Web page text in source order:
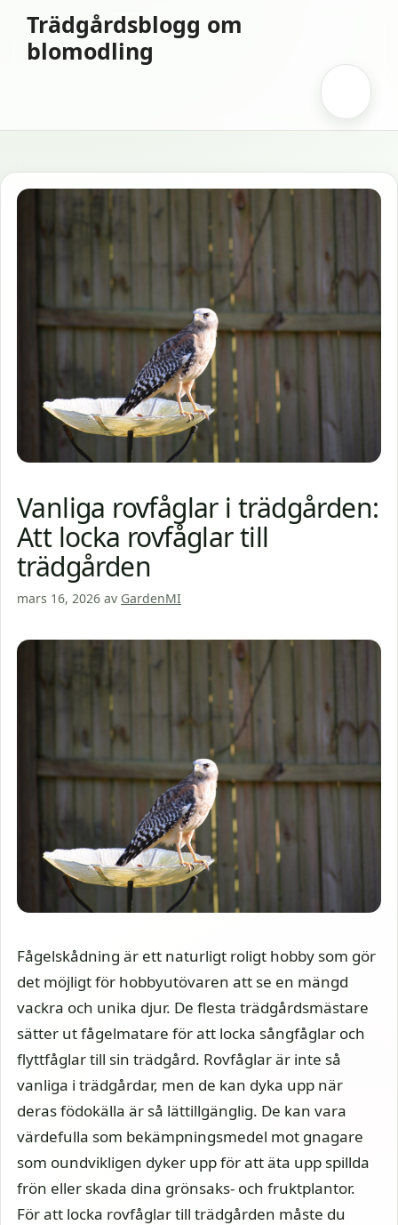
innehåll
Trädgårdsblogg om
blomodling
Vanliga rovfåglar i trädgården:
Att locka rovfåglar till
trädgården
mars 16, 2026 av GardenMI
Fågelskådning är ett naturligt roligt hobby som gör
det möjligt för hobbyutövaren att se en mängd
vackra och unika djur. De flesta trädgårdsmästare
sätter ut fågelmatare för att locka sångfåglar och
flyttfåglar till sin trädgård. Rovfåglar är inte så
vanliga i trädgårdar, men de kan dyka upp när
deras födokälla är så lättillgänglig. De kan vara
värdefulla som bekämpningsmedel mot gnagare
som oundvikligen dyker upp för att äta upp spillda
frön eller skada dina grönsaks- och fruktplantor.
För att locka rovfåglar till trädgården måste du